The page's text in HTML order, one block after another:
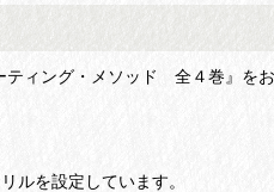
ィング・メソッド 全４巻』をお
ルを設定しています。